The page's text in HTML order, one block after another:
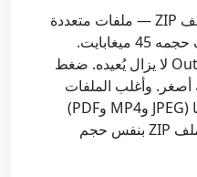
لقد ضغطت كل شيء في ملف ZIP — ملفات متعددة
في حزمة أنيقة — والأرشيف حجمه 45 ميغابايت.
Gmail لا يزال يرفضه. Outlook لا يزال يُعيده. ضغط
وأغلب الملفات
التي يحتاج الناس إلى إرسالها (JPEG وMP4 وPDF)
تكاد لا تتضغط أصلًا. فيصبح ملف ZIP بنفس حجم